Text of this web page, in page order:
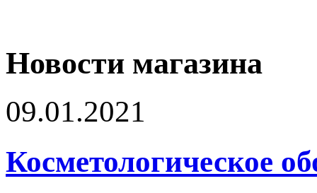
Новости магазина
09.01.2021
Косметологическое